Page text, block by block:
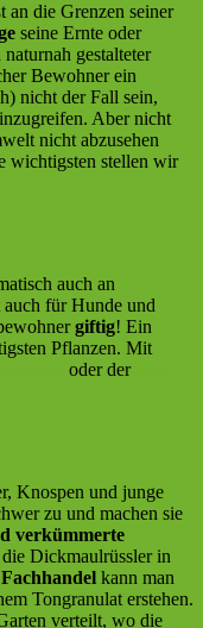
an die Grenzen seiner
seine Ernte oder
naturnah gestalteter
Bewohner ein
nicht der Fall sein,
Aber nicht
nicht abzusehen
wichtigsten stellen wir
auch an
für Hunde und
giftig! Ein
Pflanzen. Mit
oder der
Knospen und junge
zu und machen sie
verkümmerte
Dickmaulrüssler in
Fachhandel kann man
Tongranulat erstehen.
verteilt, wo die